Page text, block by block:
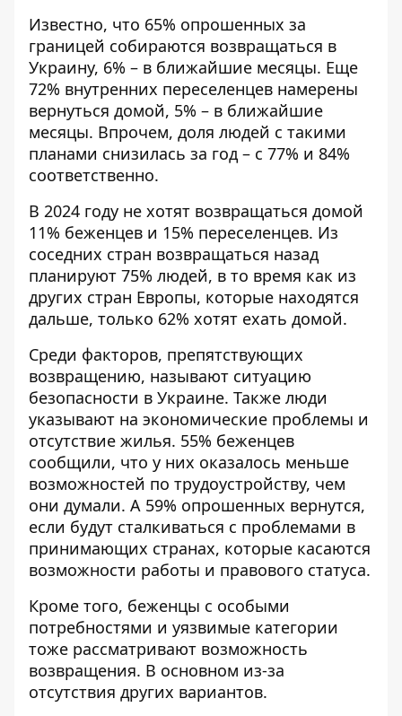
Известно, что 65% опрошенных за
границей собираются возвращаться в
Украину, 6% – в ближайшие месяцы. Еще
72% внутренних переселенцев намерены
вернуться домой, 5% – в ближайшие
месяцы. Впрочем, доля людей с такими
планами снизилась за год – с 77% и 84%
соответственно.
В 2024 году не хотят возвращаться домой
11% беженцев и 15% переселенцев. Из
соседних стран возвращаться назад
планируют 75% людей, в то время как из
других стран Европы, которые находятся
дальше, только 62% хотят ехать домой.
Среди факторов, препятствующих
возвращению, называют ситуацию
безопасности в Украине. Также люди
указывают на экономические проблемы и
отсутствие жилья. 55% беженцев
сообщили, что у них оказалось меньше
возможностей по трудоустройству, чем
они думали. А 59% опрошенных вернутся,
если будут сталкиваться с проблемами в
принимающих странах, которые касаются
возможности работы и правового статуса.
Кроме того, беженцы с особыми
потребностями и уязвимые категории
тоже рассматривают возможность
возвращения. В основном из-за
отсутствия других вариантов.